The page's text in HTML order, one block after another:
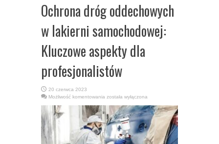
Ochrona dróg oddechowych
w lakierni samochodowej:
Kluczowe aspekty dla
profesjonalistów
20 czerwca 2023
Możliwość komentowania Ochrona
oddechowych
w
lakierni
samochodowej:
Kluczowe
aspekty
dla
została wyłączona